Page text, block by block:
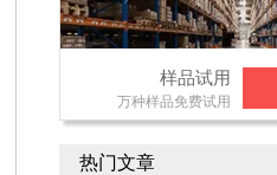
样品试用
万种样品免费试用
热门文章